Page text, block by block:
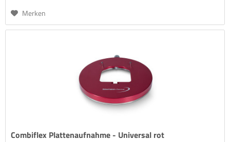
Merken
Combiflex Plattenaufnahme - Universal rot